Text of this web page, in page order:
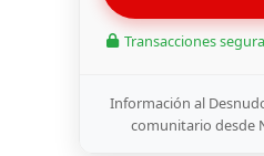
Transacciones
Información al
comunitario desde